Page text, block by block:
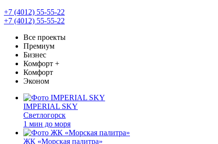
+7 (4012) 55-55-22
+7 (4012) 55-55-22
Все проекты
Премиум
Бизнес
Комфорт +
Комфорт
Эконом
IMPERIAL SKY
Светлогорск
1 мин до моря
ЖК «Морская палитра»